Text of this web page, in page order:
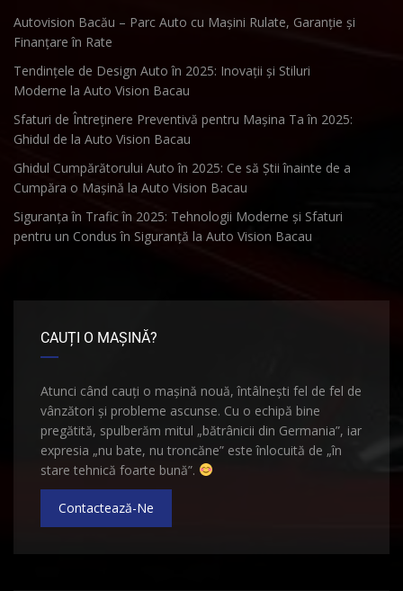
Autovision Bacău – Parc Auto cu Mașini Rulate, Garanție și
Finanțare în Rate
Tendințele de Design Auto în 2025: Inovații și Stiluri
Moderne la Auto Vision Bacau
Sfaturi de Întreținere Preventivă pentru Mașina Ta în 2025:
Ghidul de la Auto Vision Bacau
Ghidul Cumpărătorului Auto în 2025: Ce să Știi înainte de a
Cumpăra o Mașină la Auto Vision Bacau
Siguranța în Trafic în 2025: Tehnologii Moderne și Sfaturi
pentru un Condus în Siguranță la Auto Vision Bacau
CAUȚI O MAȘINĂ?
Atunci când cauți o mașină nouă, întâlnești fel de fel de
vânzători și probleme ascunse. Cu o echipă bine
pregătită, spulberăm mitul „bătrânicii din Germania”, iar
expresia „nu bate, nu troncăne” este înlocuită de „în
stare tehnică foarte bună”.
Contactează-Ne